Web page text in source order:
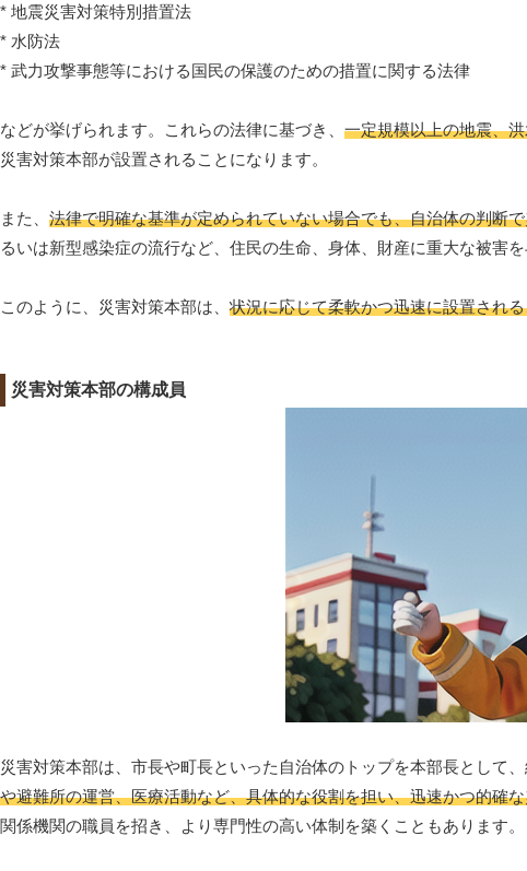
* 地震災害対策特別措置法
* 水防法
* 武力攻撃事態等における国民の保護のための措置に関する法律
などが挙げられます。これらの法律に基づき、 一定規模以上の地震、
災害対策本部が設置されることになります。
また、 法律で明確な基準が定められていない場合でも、自治体の判断
るいは新型感染症の流行など、住民の生命、身体、財産に重大な被害
このように、災害対策本部は、 状況に応じて柔軟かつ迅速に設置され
災害対策本部の構成員
災害対策本部は、市長や町長といった自治体のトップを本部長として
や避難所の運営、医療活動など、具体的な役割を担い、迅速かつ的確
関係機関の職員を招き、より専門性の高い体制を築くこともあります。